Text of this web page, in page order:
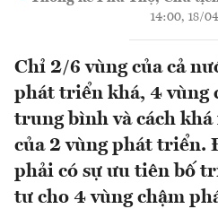
14:00, 18/
Chỉ 2/6 vùng của cả
phát triển khá, 4
trung bình và cách
của 2 vùng phát triển.
phải có sự ưu tiên bố
tư cho 4 vùng chậm